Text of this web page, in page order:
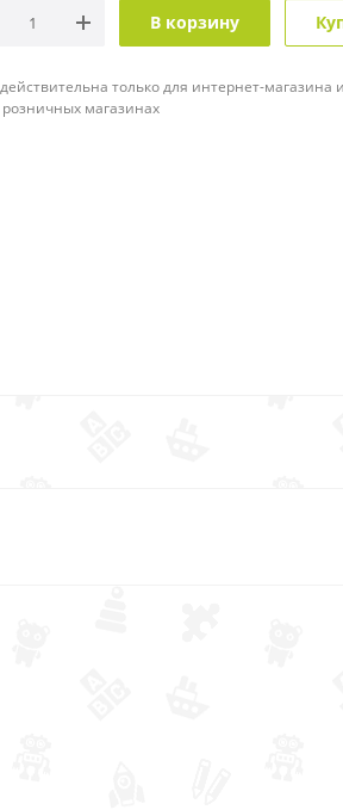
В корзину
только для интернет-магазина
магазинах